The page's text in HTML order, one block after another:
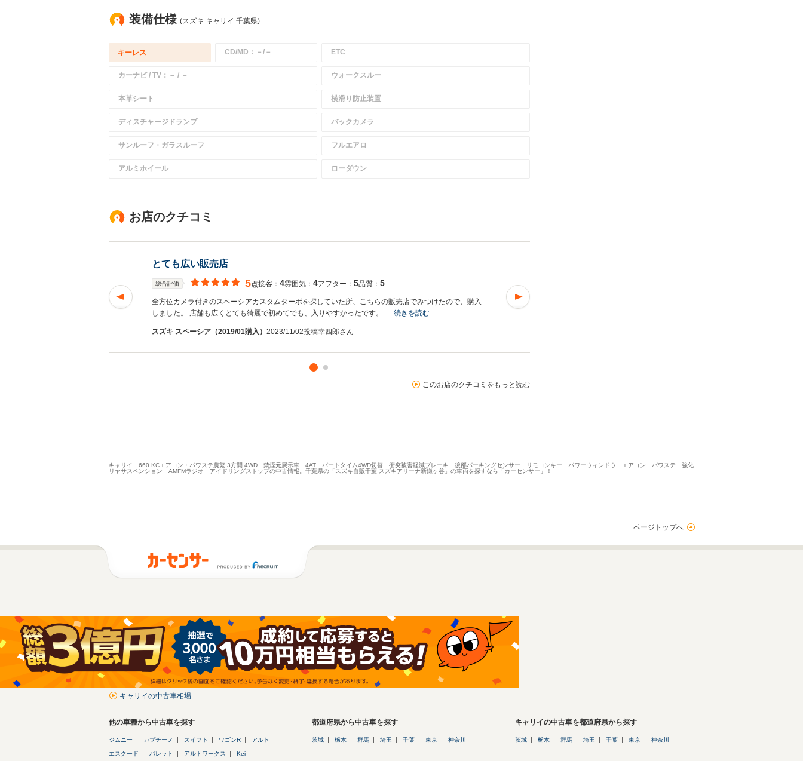
装備仕様 (スズキ キャリイ 千葉県)
キーレス CD/MD：－/－ ETC
カーナビ / TV：－ / － ウォークスルー
本革シート 横滑り防止装置
ディスチャージドランプ バックカメラ
サンルーフ・ガラスルーフ フルエアロ
アルミホイール ローダウン
お店のクチコミ
とても広い販売店
総合評価 5点接客： 4雰囲気： 4アフター： 5品質： 5
全方位カメラ付きのスペーシアカスタムターボを探していた所、こちらの販売店でみつけたので、購入
しました。 店舗も広くとても綺麗で初めてでも、入りやすかったです。 … 続きを読む
スズキ スペーシア（2019/01購入） 2023/11/02投稿幸四郎さん
このお店のクチコミをもっと読む
キャリイ 660 KCエアコン・パワステ農繁 3方開 4WD 禁煙元展示車 4AT パートタイム4WD切替 衝突被害軽減ブレーキ 後部パーキングセンサー リモコンキー パワーウィンドウ エアコン パワステ 強化
リヤサスペンション AMFMラジオ アイドリングストップの中古情報。千葉県の「スズキ自販千葉 スズキアリーナ新鎌ヶ谷」の車両を探すなら「カーセンサー」！
ページトップへ
キャリイの中古車相場
他の車種から中古車を探す
ジムニー カプチーノ スイフト ワゴンR アルト
エスクード パレット アルトワークス Kei
都道府県から中古車を探す
茨城 栃木 群馬 埼玉 千葉 東京 神奈川
キャリイの中古車を都道府県から探す
茨城 栃木 群馬 埼玉 千葉 東京 神奈川